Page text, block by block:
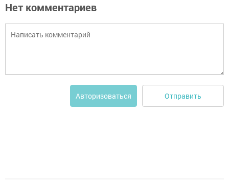
Нет комментариев
Авторизоваться Отправить